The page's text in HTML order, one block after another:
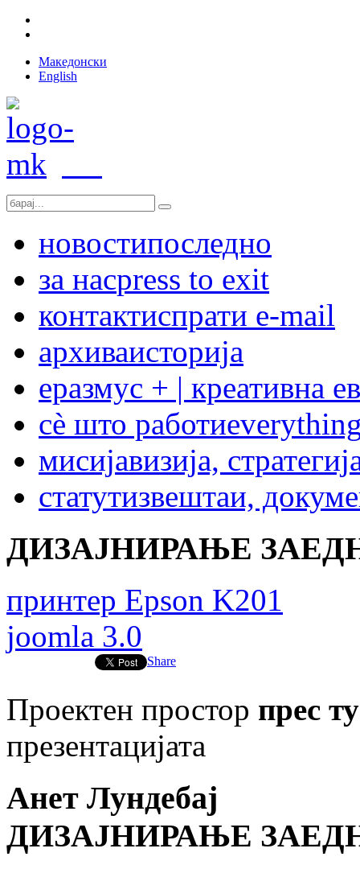
Македонски
English
новостипоследно
за насpress to exit
контактиспрати e-mail
архиваисторија
еразмус + | креативна
сѐ што работи
мисијавизија,
статутизвештаи,
ДИЗАЈНИРАЊЕ
принтер Epson K201
joomla 3.0
Share
Проектен простор прес
презентацијата
Анет Лундебај
ДИЗАЈНИРАЊЕ